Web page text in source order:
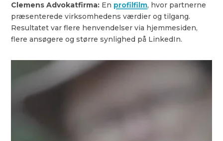
Clemens Advokatfirma: En profilfilm, hvor partnerne
præsenterede virksomhedens værdier og tilgang.
Resultatet var flere henvendelser via hjemmesiden,
flere ansøgere og større synlighed på LinkedIn.